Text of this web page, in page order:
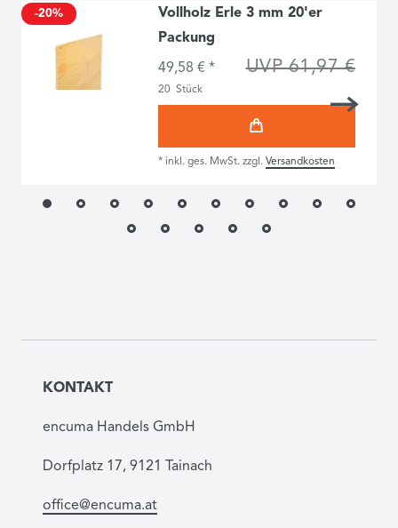
-20%
Vollholz Erle 3 mm 20'er
Packung
UVP 61,97 €
49,58 € *
20 Stück
* inkl. ges. MwSt. zzgl. Versandkosten
KONTAKT
encuma Handels GmbH
Dorfplatz 17, 9121 Tainach
office@encuma.at